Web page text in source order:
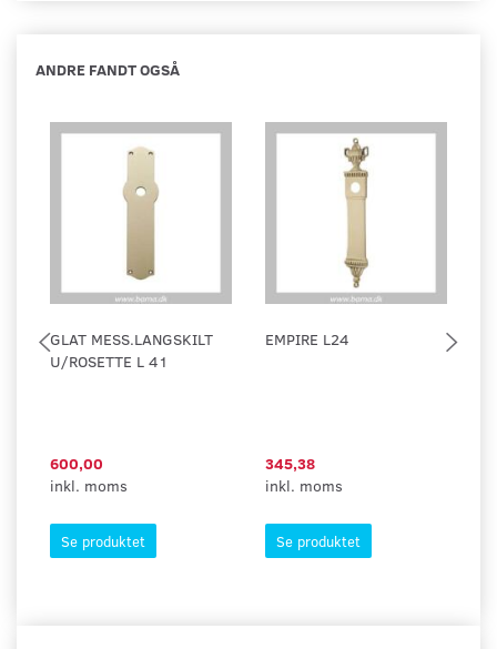
ANDRE FANDT OGSÅ
GLAT MESS.LANGSKILT
U/ROSETTE L 41
600,00
inkl. moms
Se produktet
EMPIRE L24
345,38
inkl. moms
Se produktet